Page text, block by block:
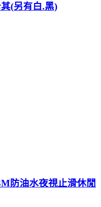
(另有白.黑)
防油水夜視止滑休閒